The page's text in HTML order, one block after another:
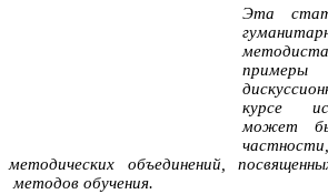
Эта
курсе
может
методических объединений,
методов обучения.